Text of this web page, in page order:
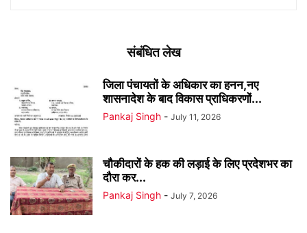
संबंधित लेख
जिला पंचायतों के अधिकार का हनन,नए
शासनादेश के बाद विकास प्राधिकरणों...
Pankaj Singh - July 11, 2026
चौकीदारों के हक की लड़ाई के लिए प्रदेशभर का
दौरा कर...
Pankaj Singh - July 7, 2026